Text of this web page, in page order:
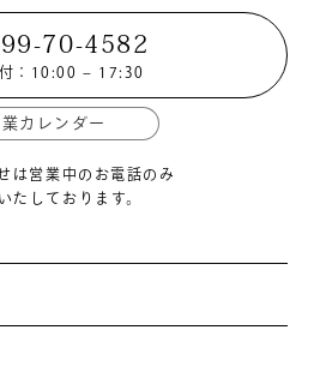
70-4582
：10:00 – 17:30
業カレンダー
は営業中のお電話のみ
たしております。